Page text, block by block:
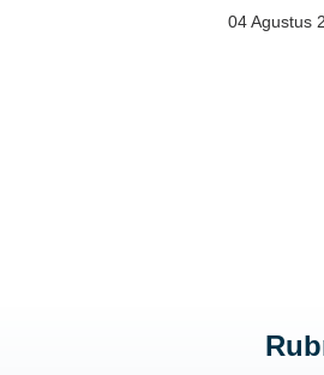
Diduga Ganguan04 Agustus